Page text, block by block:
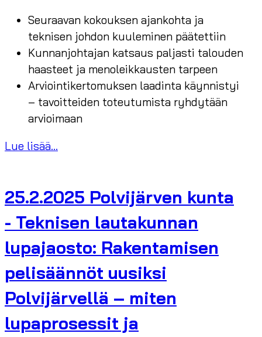
Seuraavan kokouksen ajankohta ja
teknisen johdon kuuleminen päätettiin
Kunnanjohtajan katsaus paljasti talouden
haasteet ja menoleikkausten tarpeen
Arviointikertomuksen laadinta käynnistyi
– tavoitteiden toteutumista ryhdytään
arvioimaan
Lue lisää...
25.2.2025 Polvijärven kunta
- Teknisen lautakunnan
lupajaosto: Rakentamisen
pelisäännöt uusiksi
Polvijärvellä – miten
lupaprosessit ja